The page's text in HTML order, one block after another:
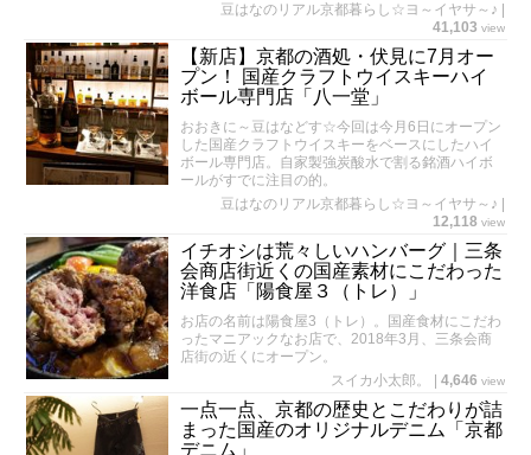
豆はなのリアル京都暮らし☆ヨ～イヤサ～♪
41,103 view
【新店】京都の酒処・伏見に7月オー
プン！ 国産クラフトウイスキーハイ
ボール専門店「八一堂」
おおきに～豆はなどす☆今回は今月6日にオープン
した国産クラフトウイスキーをベースにしたハイ
ボール専門店。自家製強炭酸水で割る銘酒ハイボ
ールがすでに注目の的。
豆はなのリアル京都暮らし☆ヨ～イヤサ～♪
12,118 view
イチオシは荒々しいハンバーグ｜三条
会商店街近くの国産素材にこだわった
洋食店「陽食屋３（トレ）」
お店の名前は陽食屋3（トレ）。国産食材にこだわ
ったマニアックなお店で、2018年3月、三条会商
店街の近くにオープン。
スイカ小太郎。
4,646 view
一点一点、京都の歴史とこだわりが詰
まった国産のオリジナルデニム「京都
デニム」